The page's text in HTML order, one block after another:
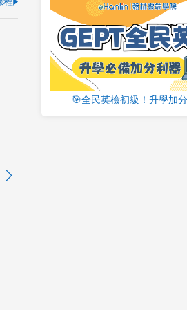
🎯全民英檢初級！升學加